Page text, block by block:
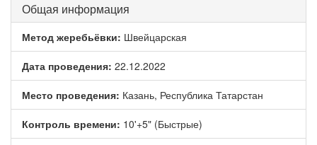
Общая информация
Метод жеребьёвки: Швейцарская
Дата проведения: 22.12.2022
Место проведения: Казань, Республика Татарстан
Контроль времени: 10'+5" (Быстрые)